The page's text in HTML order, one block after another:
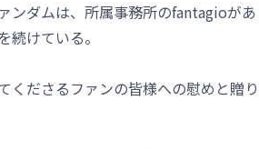
ンダムは、所属事務所のfantagioがあ
けている。
くださるファンの皆様への慰めと贈り